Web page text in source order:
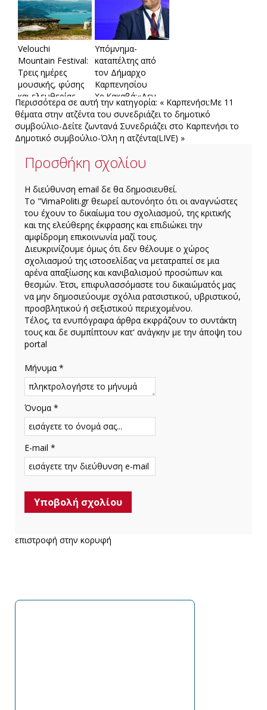
επιτροπής
Velouchi
Mountain Festival:
Τρεις ημέρες
μουσικής, φύσης
και ελευθερίας
στο Καρπενήσι
Υπόμνημα-
καταπέλτης από
τον Δήμαρχο
Καρπενησίου
Χρ.Κακαβά:«Δεν
μπορεί να
αποφασίζει κανείς
για την
Ευρυτανία, χωρίς
τους Ευρυτάνες»
Περισσότερα σε αυτή την κατηγορία: « Καρπενήσι:Με 11
θέματα στην ατζέντα του συνεδριάζει το δημοτικό
συμβούλιο-Δείτε ζωντανά Συνεδριάζει στο Καρπενήσι το
Δημοτικό συμβούλιο-Όλη η ατζέντα(LIVE) »
Προσθήκη σχολίου
H διεύθυνση email δε θα δημοσιευθεί.
Το "VimaPoliti.gr θεωρεί αυτονόητο ότι οι αναγνώστες
του έχουν το δικαίωμα του σχολιασμού, της κριτικής
και της ελεύθερης έκφρασης και επιδιώκει την
αμφίδρομη επικοινωνία μαζί τους.
Διευκρινίζουμε όμως ότι δεν θέλουμε ο χώρος
σχολιασμού της ιστοσελίδας να μετατραπεί σε μια
αρένα απαξίωσης και κανιβαλισμού προσώπων και
θεσμών. Έτσι, επιφυλασσόμαστε του δικαιώματός μας
να μην δημοσιεύουμε σχόλια ρατσιστικού, υβριστικού,
προσβλητικού ή σεξιστικού περιεχομένου.
Τέλος, τα ενυπόγραφα άρθρα εκφράζουν το συντάκτη
τους και δε συμπίπτουν κατ' ανάγκην με την άποψη του
portal
Μήνυμα *
Όνομα *
E-mail *
επιστροφή στην κορυφή